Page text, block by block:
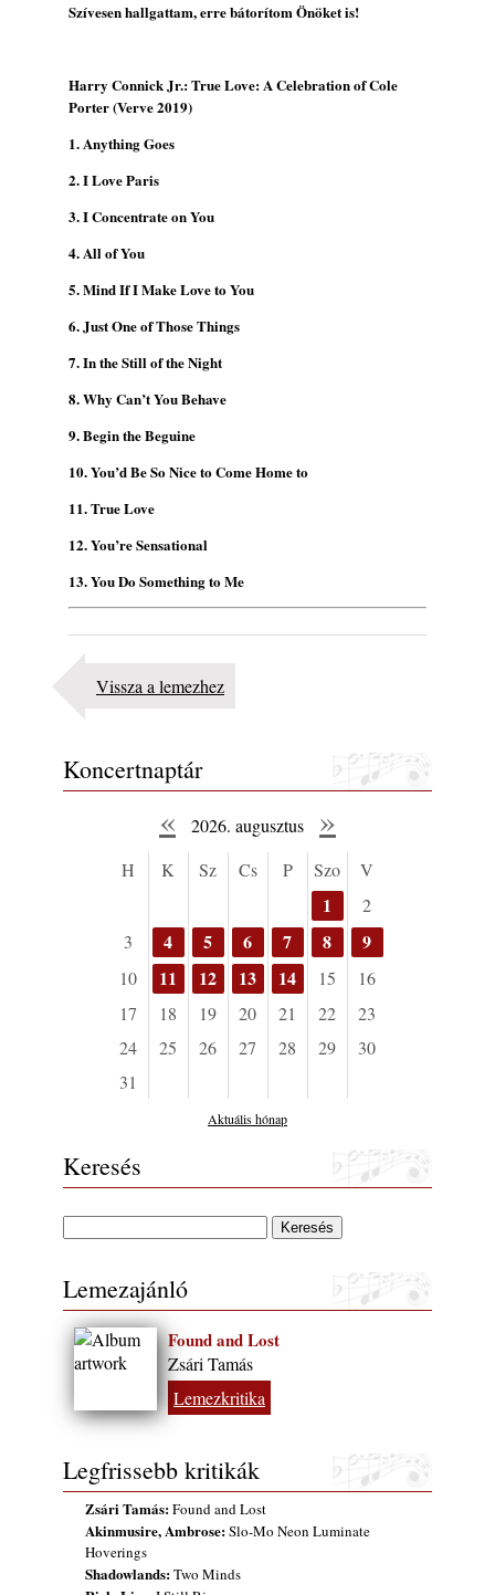
2026. július 13.
Szívesen hallgattam, erre bátorítom Önöket is!
Harry Connick Jr.: True Love: A Celebration of Cole
Porter (Verve 2019)
1. Anything Goes
2. I Love Paris
3. I Concentrate on You
4. All of You
5. Mind If I Make Love to You
6. Just One of Those Things
7. In the Still of the Night
8. Why Can’t You Behave
9. Begin the Beguine
10. You’d Be So Nice to Come Home to
11. True Love
12. You’re Sensational
13. You Do Something to Me
Vissza a lemezhez
Koncertnaptár
« 2026. augusztus »
H K Sz Cs P Szo V
1
2
3
4 5 6 7 8 9
10 11 12 13 14 15
16
17
18 19 20 21 22
23
24
25 26 27 28 29
30
31
Aktuális hónap
Keresés
Lemezajánló
Found and Lost
Zsári Tamás
Lemezkritika
Legfrissebb kritikák
Zsári Tamás:Found and Lost
Akinmusire, Ambrose:Slo-Mo Neon Luminate
Hoverings
Shadowlands:Two Minds